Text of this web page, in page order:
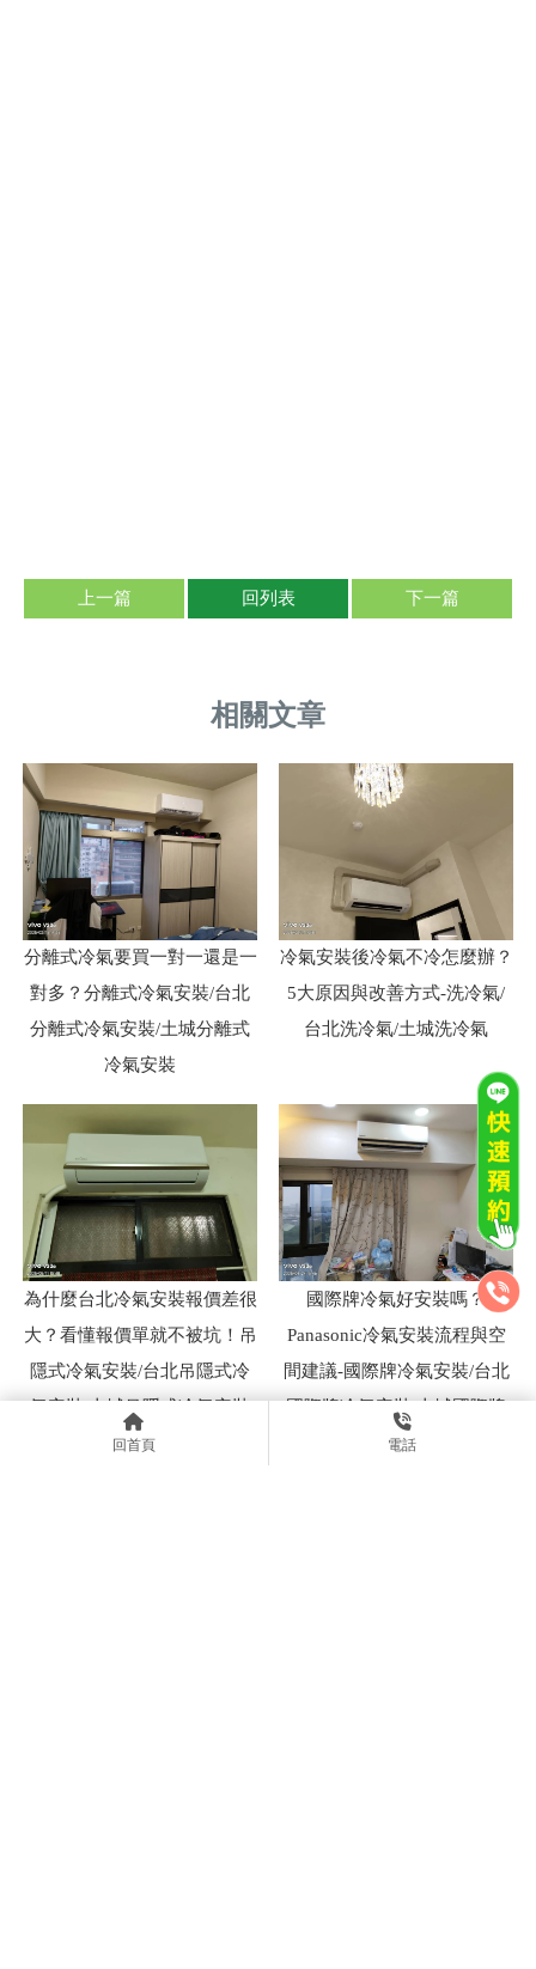
上一篇 回列表 下一篇
分離式冷氣要買一對一還是一
對多？分離式冷氣安裝/台北
分離式冷氣安裝/土城分離式
冷氣安裝
冷氣安裝後冷氣不冷怎麼辦？
5大原因與改善方式-洗冷氣/
台北洗冷氣/土城洗冷氣
為什麼台北冷氣安裝報價差很
大？看懂報價單就不被坑！吊
隱式冷氣安裝/台北吊隱式冷
氣安裝/土城吊隱式冷氣安裝
國際牌冷氣好安裝嗎？
Panasonic冷氣安裝流程與空
間建議-國際牌冷氣安裝/台北
國際牌冷氣安裝/土城國際牌
冷氣安裝
回首頁 電話